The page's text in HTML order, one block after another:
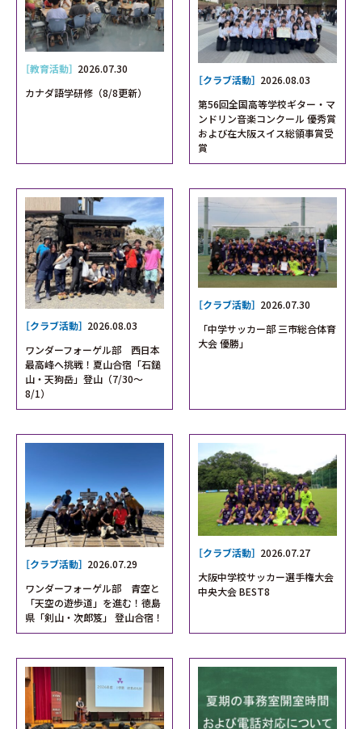
［教育活動］ 2026.07.30
カナダ語学研修（8/8更新）
［クラブ活動］ 2026.08.03
第56回全国高等学校ギター・マ
ンドリン音楽コンクール 優秀賞
および在大阪スイス総領事賞受
賞
［クラブ活動］ 2026.08.03
ワンダーフォーゲル部 西日本
最高峰へ挑戦！夏山合宿「石鎚
山・天狗岳」登山（7/30〜
8/1）
［クラブ活動］ 2026.07.30
「中学サッカー部 三市総合体育
大会 優勝」
［クラブ活動］ 2026.07.29
ワンダーフォーゲル部 青空と
「天空の遊歩道」を進む！徳島
県「剣山・次郎笈」 登山合宿！
［クラブ活動］ 2026.07.27
大阪中学校サッカー選手権大会
中央大会 BEST8